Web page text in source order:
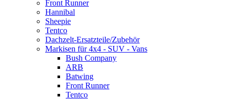
Front Runner
Hannibal
Sheepie
Tentco
Dachzelt-Ersatzteile/Zubehör
Markisen für 4x4 - SUV - Vans
Bush Company
ARB
Batwing
Front Runner
Tentco